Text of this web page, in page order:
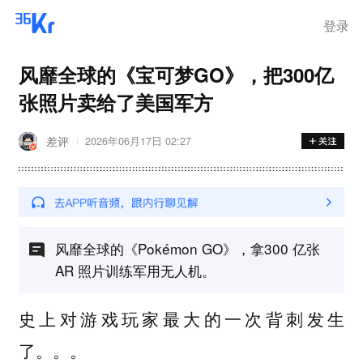
登录
风靡全球的《宝可梦GO》，把300亿
张照片卖给了美国军方
差评 2026年06月17日 02:27
风靡全球的《Pokémon GO》，拿300 亿张
AR 照片训练军用无人机。
史上对游戏玩家最大的一次背刺发生
了。。。